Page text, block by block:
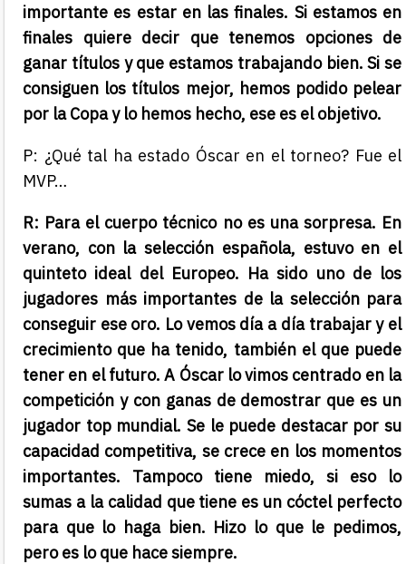
importante es estar en las finales. Si estamos en
finales quiere decir que tenemos opciones de
ganar títulos y que estamos trabajando bien. Si se
consiguen los títulos mejor, hemos podido pelear
por la Copa y lo hemos hecho, ese es el objetivo.
P: ¿Qué tal ha estado Óscar en el torneo? Fue el
MVP…
R: Para el cuerpo técnico no es una sorpresa. En
verano, con la selección española, estuvo en el
quinteto ideal del Europeo. Ha sido uno de los
jugadores más importantes de la selección para
conseguir ese oro. Lo vemos día a día trabajar y el
crecimiento que ha tenido, también el que puede
tener en el futuro. A Óscar lo vimos centrado en la
competición y con ganas de demostrar que es un
jugador top mundial. Se le puede destacar por su
capacidad competitiva, se crece en los momentos
importantes. Tampoco tiene miedo, si eso lo
sumas a la calidad que tiene es un cóctel perfecto
para que lo haga bien. Hizo lo que le pedimos,
pero es lo que hace siempre.